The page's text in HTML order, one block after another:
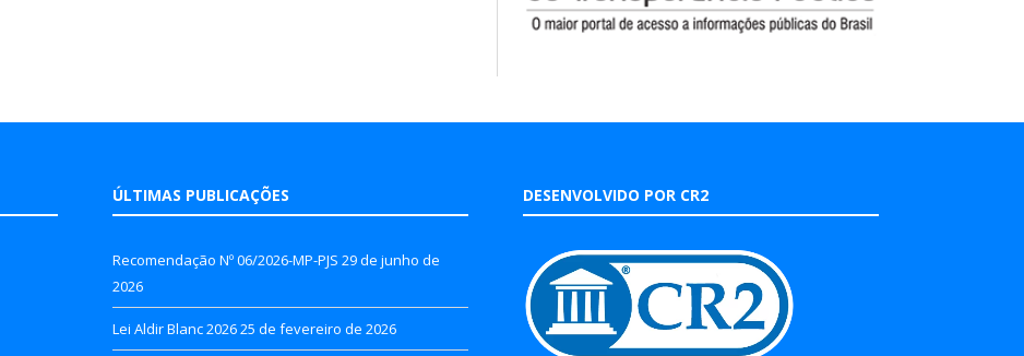
ÚLTIMAS PUBLICAÇÕES
Recomendação Nº 06/2026-MP-PJS 29 de junho de
2026
Lei Aldir Blanc 202625 de fevereiro de 2026
DESENVOLVIDO POR CR2